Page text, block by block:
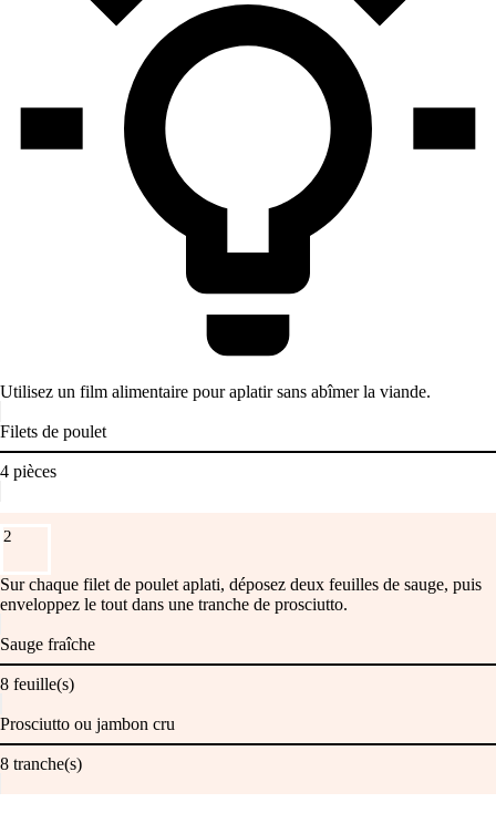
Utilisez un film alimentaire pour aplatir sans abîmer la viande.
Filets de poulet
4 pièces
2
Sur chaque filet de poulet aplati, déposez deux feuilles de sauge, puis
enveloppez le tout dans une tranche de prosciutto.
Sauge fraîche
8 feuille(s)
Prosciutto ou jambon cru
8 tranche(s)